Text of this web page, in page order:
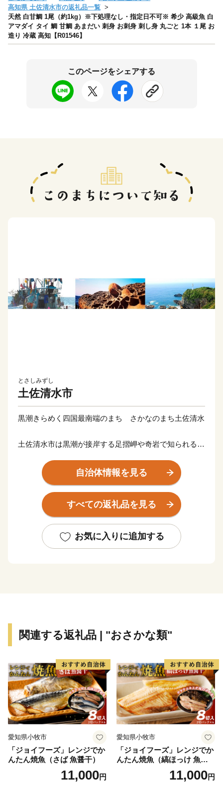
高知県 土佐清水市の返礼品一覧
天然 白甘鯛 1尾（約1kg）※下処理なし・指定日不可※ 希少 高級魚 白
アマダイ タイ 鯛 甘鯛 あまだい 刺身 お刺身 刺し身 丸ごと 1本 １尾 お
造り 冷蔵 高知【R01546】
このページをシェアする
とさしみずし
土佐清水市
黒潮きらめく四国最南端のまち さかなのまち土佐清水
土佐清水市は黒潮が接岸する足摺岬や奇岩で知られる竜
足摺宇和海国立公園を有し、雄大な自然を生かした一次
産業と観光産業が中心で、”宗田節”の製造や”清水さ
ば”が全国的にも有名です。
足摺岬エリアの四国霊場八十八ヶ所三十八番札所金剛福
寺や足摺温泉郷、竜串エリアのグラスボート、見残し海
く、四季の移ろいを感じながら、自然に寄り添った暮ら
【SNSを活用しています】
『Instagram 』と 『facebook』を通して、本市の最新ふ
るさと納税情報をお届けしております。
＃土佐清水市ふるさと納税 で是非ご検索ください。
どお待ちしております。
自治体情報を見る
すべての返礼品を見る
お気に入りに追加する
関連する返礼品 | "おさかな類"
愛知県小牧市
「ジョイフーズ」レンジでか
んたん焼魚（さば 魚醤干）
11,000円
愛知県小牧市
「ジョイフーズ」レンジでか
んたん焼魚（縞ほっけ 魚醤
11,000円